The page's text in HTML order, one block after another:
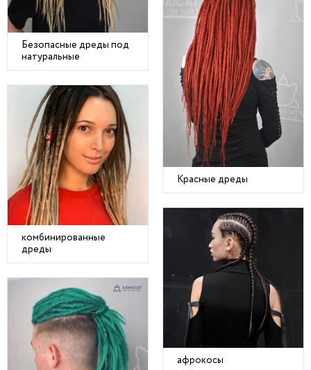
Безопасные дреды под
натуральные
Красные дреды
комбинированные
дреды
афрокосы